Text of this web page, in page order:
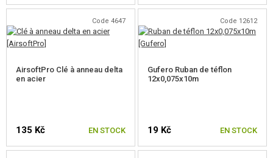
RADIOS, CASQUES, CAMÉRAS
ACCESSOIRES POUR RÉPLIQUE
SERVICE ET MAINTENANCE D'RÉPLIQUE
GRAISSE
Code 4647
AirsoftPro Clé à anneau delta
en acier
135 Kč EN STOCK
Code 12612
Gufero Ruban de téflon
12x0,075x10m
19 Kč EN STOCK